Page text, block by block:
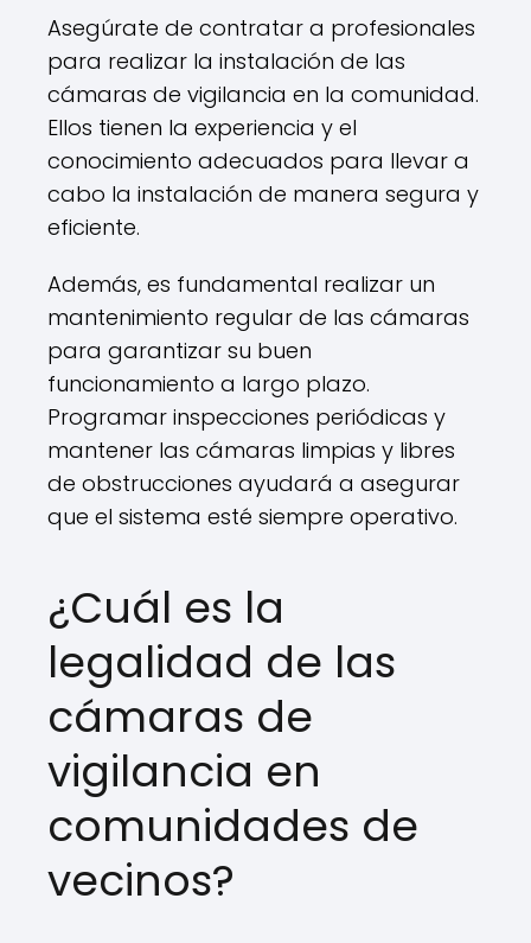
Asegúrate de contratar a profesionales
para realizar la instalación de las
cámaras de vigilancia en la comunidad.
Ellos tienen la experiencia y el
conocimiento adecuados para llevar a
cabo la instalación de manera segura y
eficiente.
Además, es fundamental realizar un
mantenimiento regular de las cámaras
para garantizar su buen
funcionamiento a largo plazo.
Programar inspecciones periódicas y
mantener las cámaras limpias y libres
de obstrucciones ayudará a asegurar
que el sistema esté siempre operativo.
¿Cuál es la
legalidad de las
cámaras de
vigilancia en
comunidades de
vecinos?